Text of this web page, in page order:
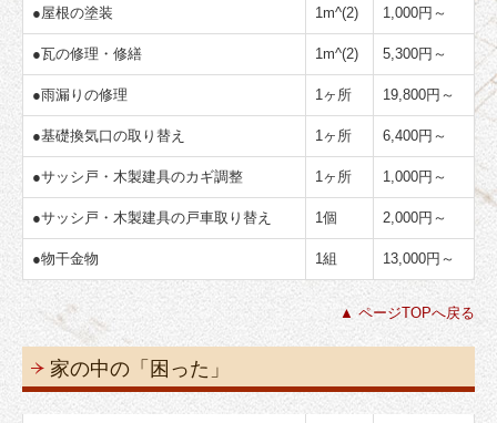
●屋根の塗装 1m^(2) 1,000円～
●瓦の修理・修繕 1m^(2) 5,300円～
●雨漏りの修理 1ヶ所 19,800円～
●基礎換気口の取り替え 1ヶ所 6,400円～
●サッシ戸・木製建具のカギ調整 1ヶ所 1,000円～
●サッシ戸・木製建具の戸車取り替え 1個 2,000円～
●物干金物 1組 13,000円～
▲ ページTOPへ戻る
家の中の「困った」